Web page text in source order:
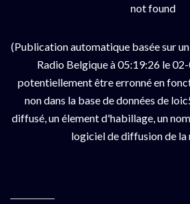
not found
(Publication automatique basée sur
Radio Belgique à 05:19:26 le
potentiellement être erronné en
non dans la base de données de
diffusé, un élement d'habillage, un
logiciel de diffusion de la